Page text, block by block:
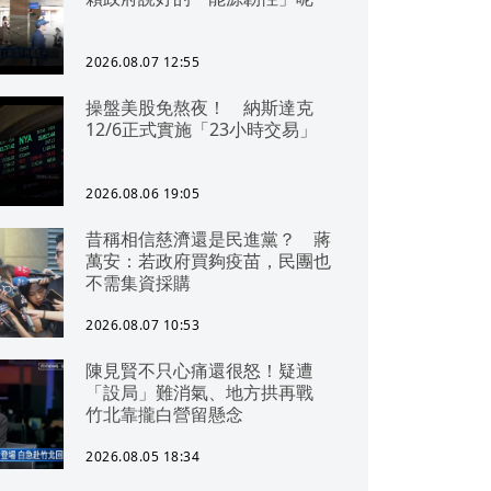
2026.08.07 12:55
操盤美股免熬夜！ 納斯達克
12/6正式實施「23小時交易」
2026.08.06 19:05
昔稱相信慈濟還是民進黨？ 蔣
萬安：若政府買夠疫苗，民團也
不需集資採購
2026.08.07 10:53
陳見賢不只心痛還很怒！疑遭
「設局」難消氣、地方拱再戰
竹北靠攏白營留懸念
2026.08.05 18:34